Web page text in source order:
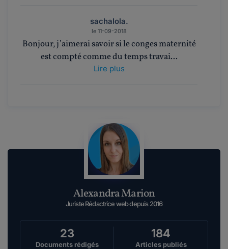
sachalola.
le 11-09-2018
Bonjour, j’aimerai savoir si le conges maternité
est compté comme du temps travai...
Lire plus
Bonjour, Merci de l'intérêt que vous portez à
notre site. Nous vous proposons 3 ser...
Lire plus
Miala.
le 28-01-2018
Bonjour,Je souhaites savoir s'il est possible
Lire plus
Alexandra Marion
Juriste Rédactrice web depuis 2016
23
Documents rédigés
184
Articles publiés